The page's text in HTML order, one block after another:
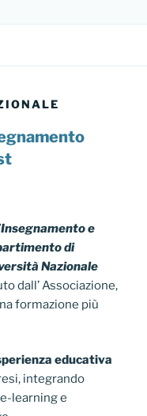
e
di
Nazionale
dall’ Associazione,
formazione più
educativa
integrando
learning e